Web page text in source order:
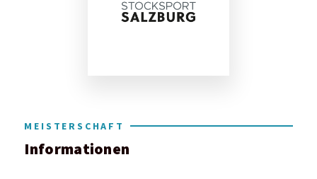
MEISTERSCHAFT
Informationen